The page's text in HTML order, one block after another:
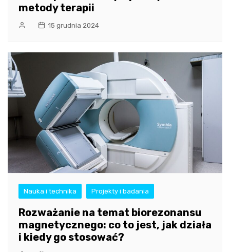
metody terapii
15 grudnia 2024
Nauka i technika Projekty i badania
Rozważanie na temat biorezonansu
magnetycznego: co to jest, jak działa
i kiedy go stosować?